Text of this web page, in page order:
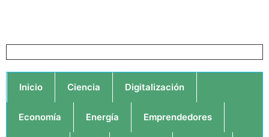
Inicio Ciencia Digitalización
Economía Energía Emprendedores